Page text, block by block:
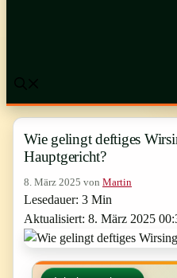
Wie gelingt deftiges
Hauptgericht?
8. März 2025 von Martin
Lesedauer: 3 Min
Aktualisiert: 8. März 2025